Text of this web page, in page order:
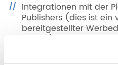
Integrationen mit der
Publishers (dies ist ein
bereitgestellter
ALPAC/HELTY